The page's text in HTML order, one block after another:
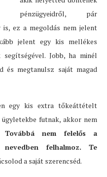
pénzügyeidről, pár
ez a megoldás nem jelent
jelent egy kis mellékes
Jobb, ha minél
és megtanulsz saját magad
egy kis extra tőkeáttételt
futnak, akkor nem
Továbbá nem felelős a
felhalmoz. Te
a saját szerencséd.